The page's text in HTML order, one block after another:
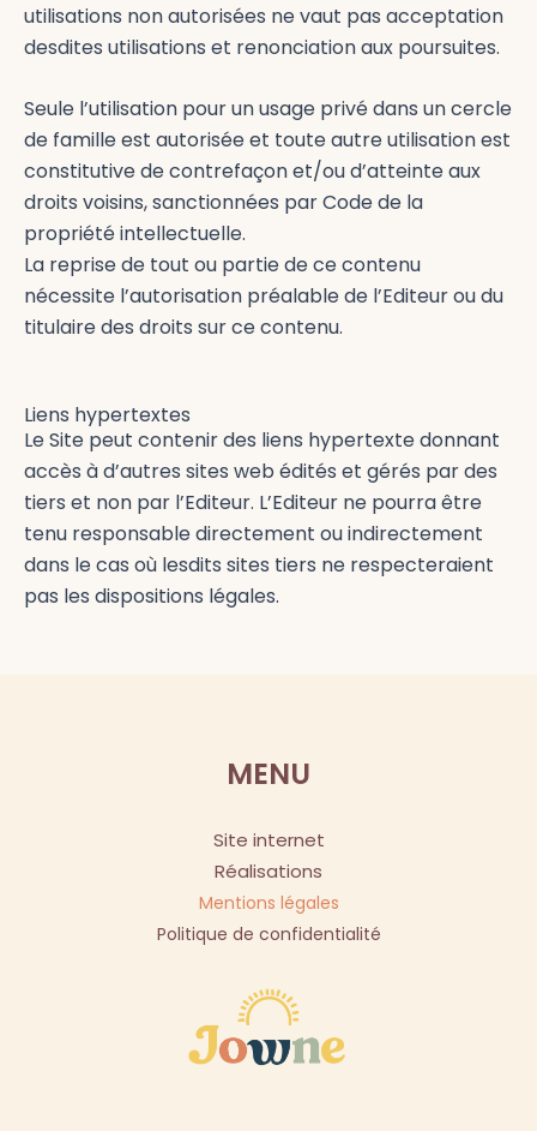
utilisations non autorisées ne vaut pas acceptation
desdites utilisations et renonciation aux poursuites.
Seule l’utilisation pour un usage privé dans un cercle
de famille est autorisée et toute autre utilisation est
constitutive de contrefaçon et/ou d’atteinte aux
droits voisins, sanctionnées par Code de la
propriété intellectuelle.
La reprise de tout ou partie de ce contenu
nécessite l’autorisation préalable de l’Editeur oudu
titulaire des droits sur ce contenu.
Liens hypertextes
Le Site peut contenir des liens hypertexte donnant
accès à d’autres sites web édités et gérés par des
tiers et non par l’Editeur. L’Editeur ne pourra être
tenu responsable directement ou indirectement
dans le cas où lesdits sites tiers ne respecteraient
pas les dispositions légales.
MENU
Site internet
Réalisations
Mentions légales
Politique de confidentialité